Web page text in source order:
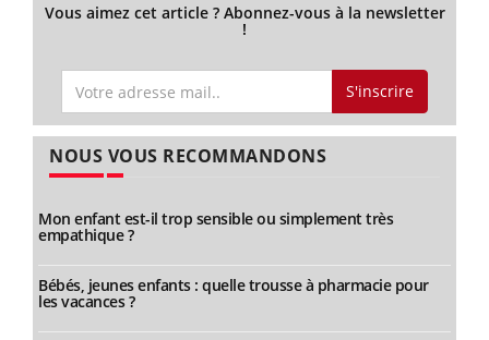
Vous aimez cet article ? Abonnez-vous à la newsletter
!
S'inscrire
NOUS VOUS RECOMMANDONS
Mon enfant est-il trop sensible ou simplement très
empathique ?
Bébés, jeunes enfants : quelle trousse à pharmacie pour
les vacances ?